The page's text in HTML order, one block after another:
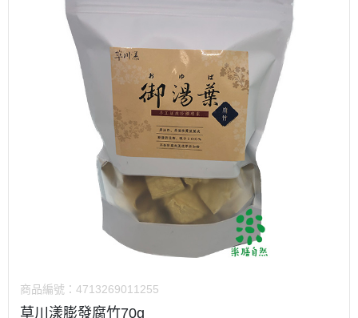
商品編號： 4713269011255
草川漾膨發腐竹70g